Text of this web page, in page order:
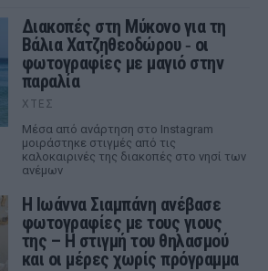
Διακοπές στη Μύκονο για τη
Βάλια Χατζηθεοδώρου ‑ οι
φωτογραφίες με μαγιό στην
παραλία
ΧΤΕΣ
Μέσα από ανάρτηση στο Instagram
μοιράστηκε στιγμές από τις
καλοκαιρινές της διακοπές στο νησί των
ανέμων
H Ιωάννα Σιαμπάνη ανέβασε
φωτογραφίες με τους γιους
της – Η στιγμή του θηλασμού
και οι μέρες χωρίς πρόγραμμα